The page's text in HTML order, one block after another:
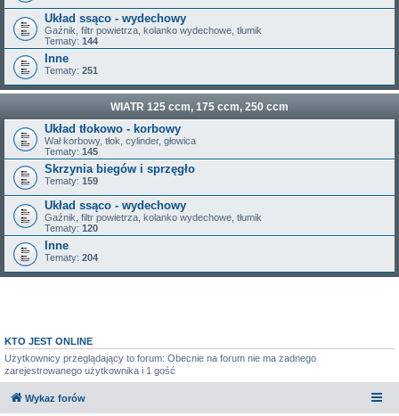
Układ ssąco - wydechowy
Gaźnik, filtr powietrza, kolanko wydechowe, tłumik
Tematy: 144
Inne
Tematy: 251
WIATR 125 ccm, 175 ccm, 250 ccm
Układ tłokowo - korbowy
Wał korbowy, tłok, cylinder, głowica
Tematy: 145
Skrzynia biegów i sprzęgło
Tematy: 159
Układ ssąco - wydechowy
Gaźnik, filtr powietrza, kolanko wydechowe, tłumik
Tematy: 120
Inne
Tematy: 204
KTO JEST ONLINE
Użytkownicy przeglądający to forum: Obecnie na forum nie ma żadnego
zarejestrowanego użytkownika i 1 gość
Wykaz forów